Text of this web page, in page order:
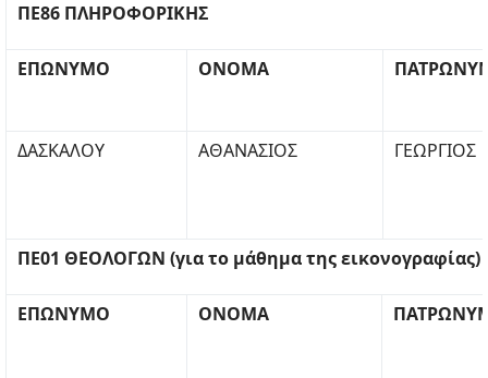
ΠΕ86 ΠΛΗΡΟΦΟΡΙΚΗΣ
ΕΠΩΝΥΜΟ ΟΝΟΜΑ
ΔΑΣΚΑΛΟΥ ΑΘΑΝΑΣΙΟΣ ΓΕΩΡΓΙΟΣ
ΠΕ01 ΘΕΟΛΟΓΩΝ (για το μάθημα της εικονογραφίας)
ΕΠΩΝΥΜΟ ΟΝΟΜΑ